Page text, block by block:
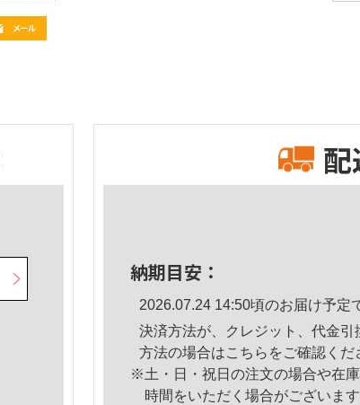
配
納期目安：
2026.07.24 14:50頃のお届け予定
決済方法が、クレジット、代金
方法の場合はこちら をご確認くだ
※土・日・祝日の注文の場合や在
時間をいただく場合がございます